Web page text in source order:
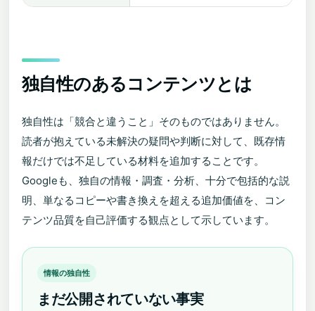
独自性のあるコンテンツとは
独自性は「競合と違うこと」そのものではありません。
読者が抱えている未解決の疑問や判断に対して、既存情
報だけでは不足している材料を追加することです。
Googleも、独自の情報・調査・分析、十分で包括的な説
明、単なるコピーや書き換えを超える追加価値を、コン
テンツ品質を自己評価する観点として示しています。
情報の独自性
まだ公開されていない事実